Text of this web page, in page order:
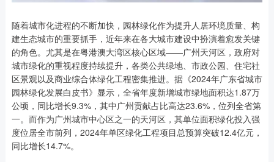
随着城市化进程的不断加快，园林绿化作为提升人居环境质量、构
建生态城市的重要抓手，近年来在各大城市建设中扮演着愈发关键
的角色。尤其是在粤港澳大湾区核心区域——广州天河区，政府对
城市绿化的重视程度持续提升，各类公共绿地、市政公园、住宅社
区景观以及商业综合体绿化工程密集推进。据《2024年广东省城市
园林绿化发展白皮书》显示，全省年度新增城市绿地面积达1.87万
公顷，同比增长9.3%，其中广州贡献占比高达23.6%，位列全省第
一。而作为广州城市中心区之一的天河区，其单位面积绿化投入强
度位居全市前列，2024年单区绿化工程项目总预算突破12.4亿元，
同比增长14.7%。